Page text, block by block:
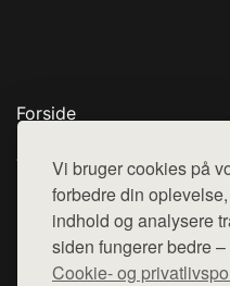
Vi bruger cookies på
forbedre din
indhold og analysere
siden fungerer bedre
Cookie- og
Forside
Top Rabatter
Blog
Kontakt